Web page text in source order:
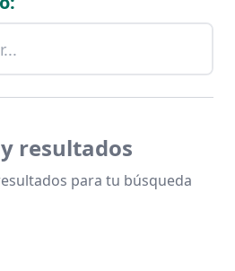
resultados
para tu búsqueda